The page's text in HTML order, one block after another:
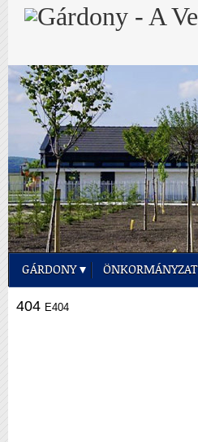
GÁRDONY ÖNKORMÁNYZAT
404 E404